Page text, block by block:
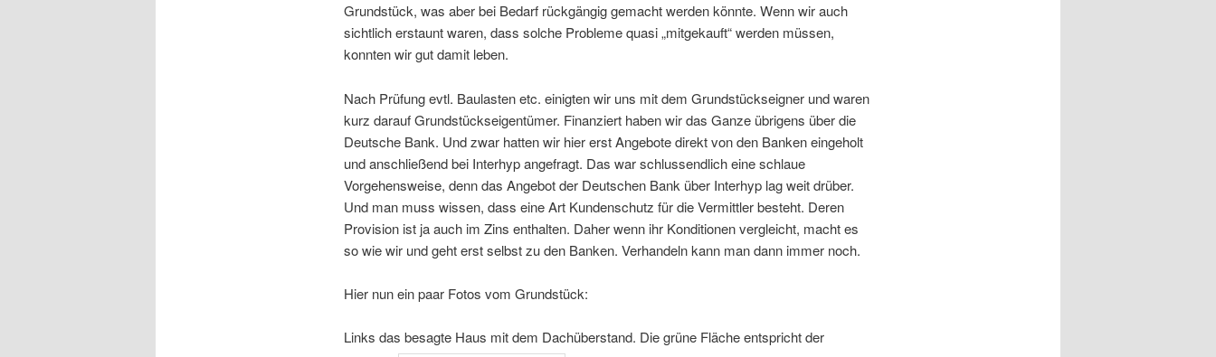
Grundstück, was aber bei Bedarf rückgängig gemacht werden könnte. Wenn wir auch
sichtlich erstaunt waren, dass solche Probleme quasi „mitgekauft“ werden müssen,
konnten wir gut damit leben.
Nach Prüfung evtl. Baulasten etc. einigten wir uns mit dem Grundstückseigner und waren
kurz darauf Grundstückseigentümer. Finanziert haben wir das Ganze übrigens über die
Deutsche Bank. Und zwar hatten wir hier erst Angebote direkt von den Banken eingeholt
und anschließend bei Interhyp angefragt. Das war schlussendlich eine schlaue
Vorgehensweise, denn das Angebot der Deutschen Bank über Interhyp lag weit drüber.
Und man muss wissen, dass eine Art Kundenschutz für die Vermittler besteht. Deren
Provision ist ja auch im Zins enthalten. Daher wenn ihr Konditionen vergleicht, macht es
so wie wir und geht erst selbst zu den Banken. Verhandeln kann man dann immer noch.
Hier nun ein paar Fotos vom Grundstück:
Links das besagte Haus mit dem Dachüberstand. Die grüne Fläche entspricht der